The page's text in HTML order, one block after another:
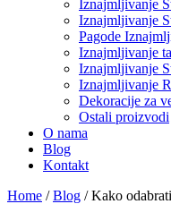
Iznajmljivanje
Iznajmljivanje
Pagode
Iznajmljivanje
Iznajmljivanje
Iznajmljivanje
Dekoracije za
Ostali proizvodi
O nama
Blog
Kontakt
Home / Blog / Kako